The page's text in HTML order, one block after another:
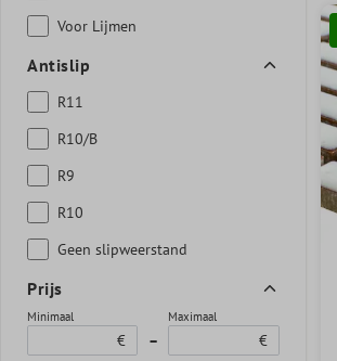
Voor Lijmen
Antislip
R11
R10/B
R9
R10
Geen slipweerstand
Prijs
Minimaal
€ –
Maximaal
€